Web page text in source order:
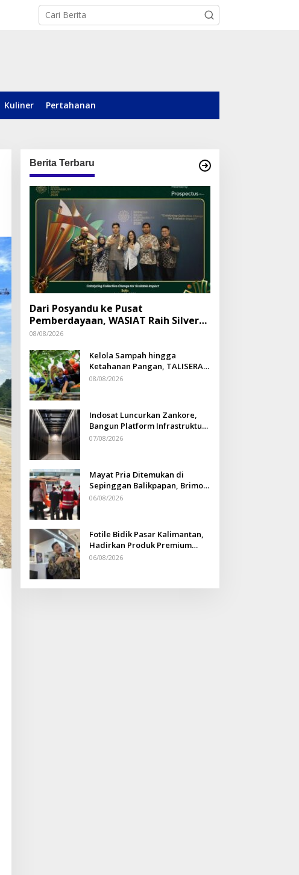
Kuliner Pertahanan
Berita Terbaru
Dari Posyandu ke Pusat
Pemberdayaan, WASIAT Raih Silver
ISRA 2026
08/08/2026
Kelola Sampah hingga
Ketahanan Pangan, TALISERA
Diguyur Penghargaan
08/08/2026
Indosat Luncurkan Zankore,
Bangun Platform Infrastruktur
AI Terbesar di Asia Tenggara
07/08/2026
Mayat Pria Ditemukan di
Sepinggan Balikpapan, Brimob
Lakukan Pengamanan TKP
06/08/2026
Fotile Bidik Pasar Kalimantan,
Hadirkan Produk Premium
Yang Makin Terjangkau
06/08/2026